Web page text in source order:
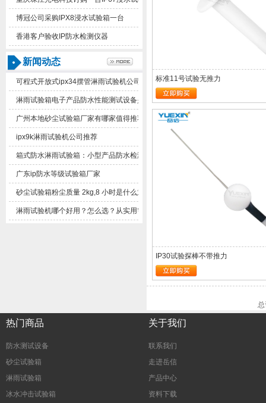
博冠公司采购IPX8浸水试验箱一台
香港客户验收IP防水检测仪器
新闻动态
可程式开放式ipx34摆管淋雨试验机公司有几家值得推荐
淋雨试验箱电子产品防水性能测试设备是什么东西？
广州本地砂尘试验箱厂家有哪家值得推荐
ipx9k淋雨试验机公司推荐
箱式防水淋雨试验箱：小型产品防水检测实用设备解析
广东ip防水等级试验箱厂家
砂尘试验箱粉尘质量2kg,8小时是什么意思？
淋雨试验机哪个好用？怎么选？从实用需求客观梳理选购思路
标准11号试验无推力
IP30试验探棒不带推力
热门商品
防水测试设备
砂尘试验箱
淋雨试验箱
冰水冲击试验箱
关于我们
联系我们
走进岳信
产品中心
资料下载